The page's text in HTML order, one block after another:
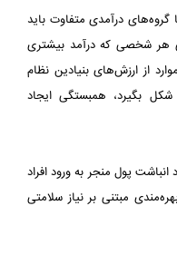
گروه‌های درآمدی متفاوت باید
هر ‏شخصی که درآمد بیشتری
از ارزش‌های بنیادین نظام
شکل بگیرد، همبستگی ایجاد
پول منجر به ورود افراد
‏مبتنی بر نیاز سلامتی